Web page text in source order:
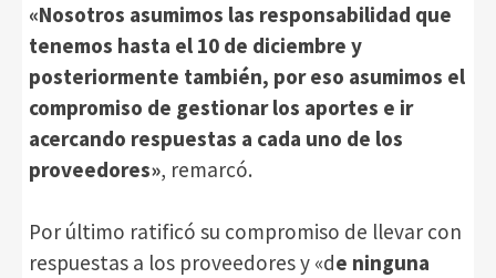
«Nosotros asumimos las responsabilidad que
tenemos hasta el 10 de diciembre y
posteriormente también, por eso asumimos el
compromiso de gestionar los aportes e ir
acercando respuestas a cada uno de los
proveedores», remarcó.
Por último ratificó su compromiso de llevar con
respuestas a los proveedores y «de ninguna